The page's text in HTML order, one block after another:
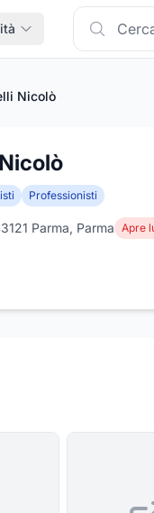
Nicolò
Professionisti
Parma, Parma Apre